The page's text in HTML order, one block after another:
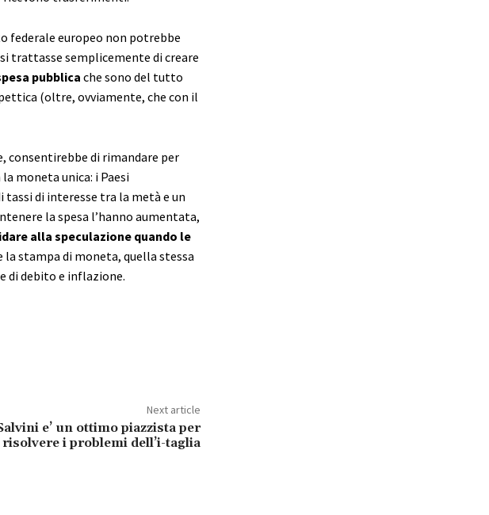
federale europeo non potrebbe
trattasse semplicemente di creare
pubblica che sono del tutto
(oltre, ovviamente, che con il
consentirebbe di rimandare per
moneta unica: i Paesi
tassi di interesse tra la metà e un
la spesa l’hanno aumentata,
alla speculazione quando le
la stampa di moneta, quella stessa
di debito e inflazione.
Next article
e’ un ottimo piazzista per
risolvere i problemi dell’i-taglia